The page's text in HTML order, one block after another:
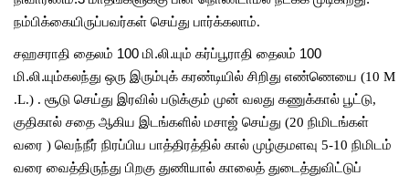
நம்பிக்கையிருப்பவர்கள் செய்து பார்க்கலாம்.
சஹசராதி தைலம் 100 மி.லி.யும் கர்ப்பூராதி தைலம் 100
மி.லி.யும்கலந்து ஒரு இரும்புக் கரண்டியில் சிறிது எண்ணெயை (10 M
.L.) . சூடு செய்து இரவில் படுக்கும் முன் வலது கணுக்கால் பூட்டு,
குதிகால் சதை ஆகிய இடங்களில் மசாஜ் செய்து (20 நிமிடங்கள்
வரை ) வெந்நீர் நிரப்பிய பாத்திரத்தில் கால் முழ்குமளவு 5-10 நிமிடம்
வரை வைத்திருந்து பிறகு துணியால் காலைத் துடைத்துவிட்டுப்